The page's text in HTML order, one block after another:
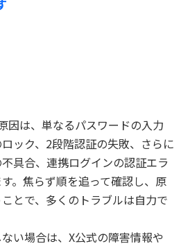
因は、単なるパスワードの入力
ック、2段階認証の失敗、さらに
具合、連携ログインの認証エラ
。焦らず順を追って確認し、原
とで、多くのトラブルは自力で
い場合は、X公式の障害情報や